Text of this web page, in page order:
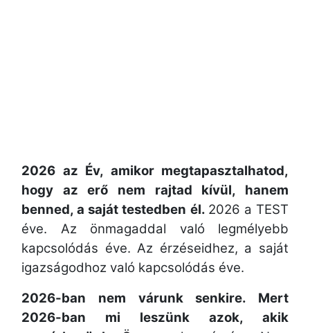
2026 az Év, amikor megtapasztalhatod,
hogy az erő nem rajtad kívül, hanem
benned, a saját testedben él. 2026 a TEST
éve. Az önmagaddal való legmélyebb
kapcsolódás éve. Az érzéseidhez, a saját
igazságodhoz való kapcsolódás éve.
2026-ban nem várunk senkire. Mert
2026-ban mi leszünk azok, akik